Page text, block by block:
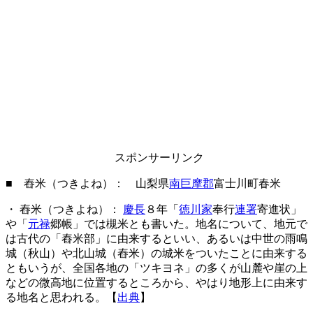
スポンサーリンク
■ 舂米（つきよね）： 山梨県南巨摩郡富士川町春米
・ 舂米（つきよね）： 慶長８年「 徳川家奉行連署寄進状」
や「 元禄郷帳」では槻米とも書いた。地名について、地元で
は古代の「舂米部」に由来するといい、あるいは中世の雨鳴
城（秋山）や北山城（舂米）の城米をついたことに由来する
ともいうが、全国各地の「ツキヨネ」の多くが山麓や崖の上
などの微高地に位置するところから、やはり地形上に由来す
る地名と思われる。【 出典】